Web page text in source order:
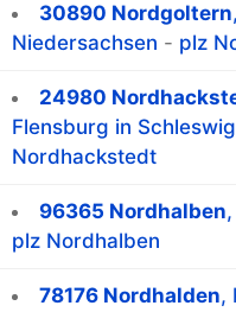
30890 Nordgoltern
Niedersachsen - plz
24980
Flensburg in
Nordhackstedt
96365 Nordhalben
plz Nordhalben
78176 Nordhalden,